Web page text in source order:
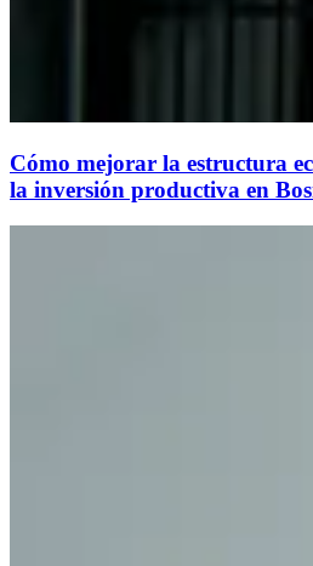
Cómo mejorar la estructura
la inversión productiva en